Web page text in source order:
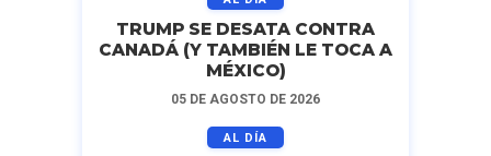
TRUMP SE DESATA CONTRA
CANADÁ (Y TAMBIÉN LE TOCA A
MÉXICO)
05 DE AGOSTO DE 2026
AL DÍA